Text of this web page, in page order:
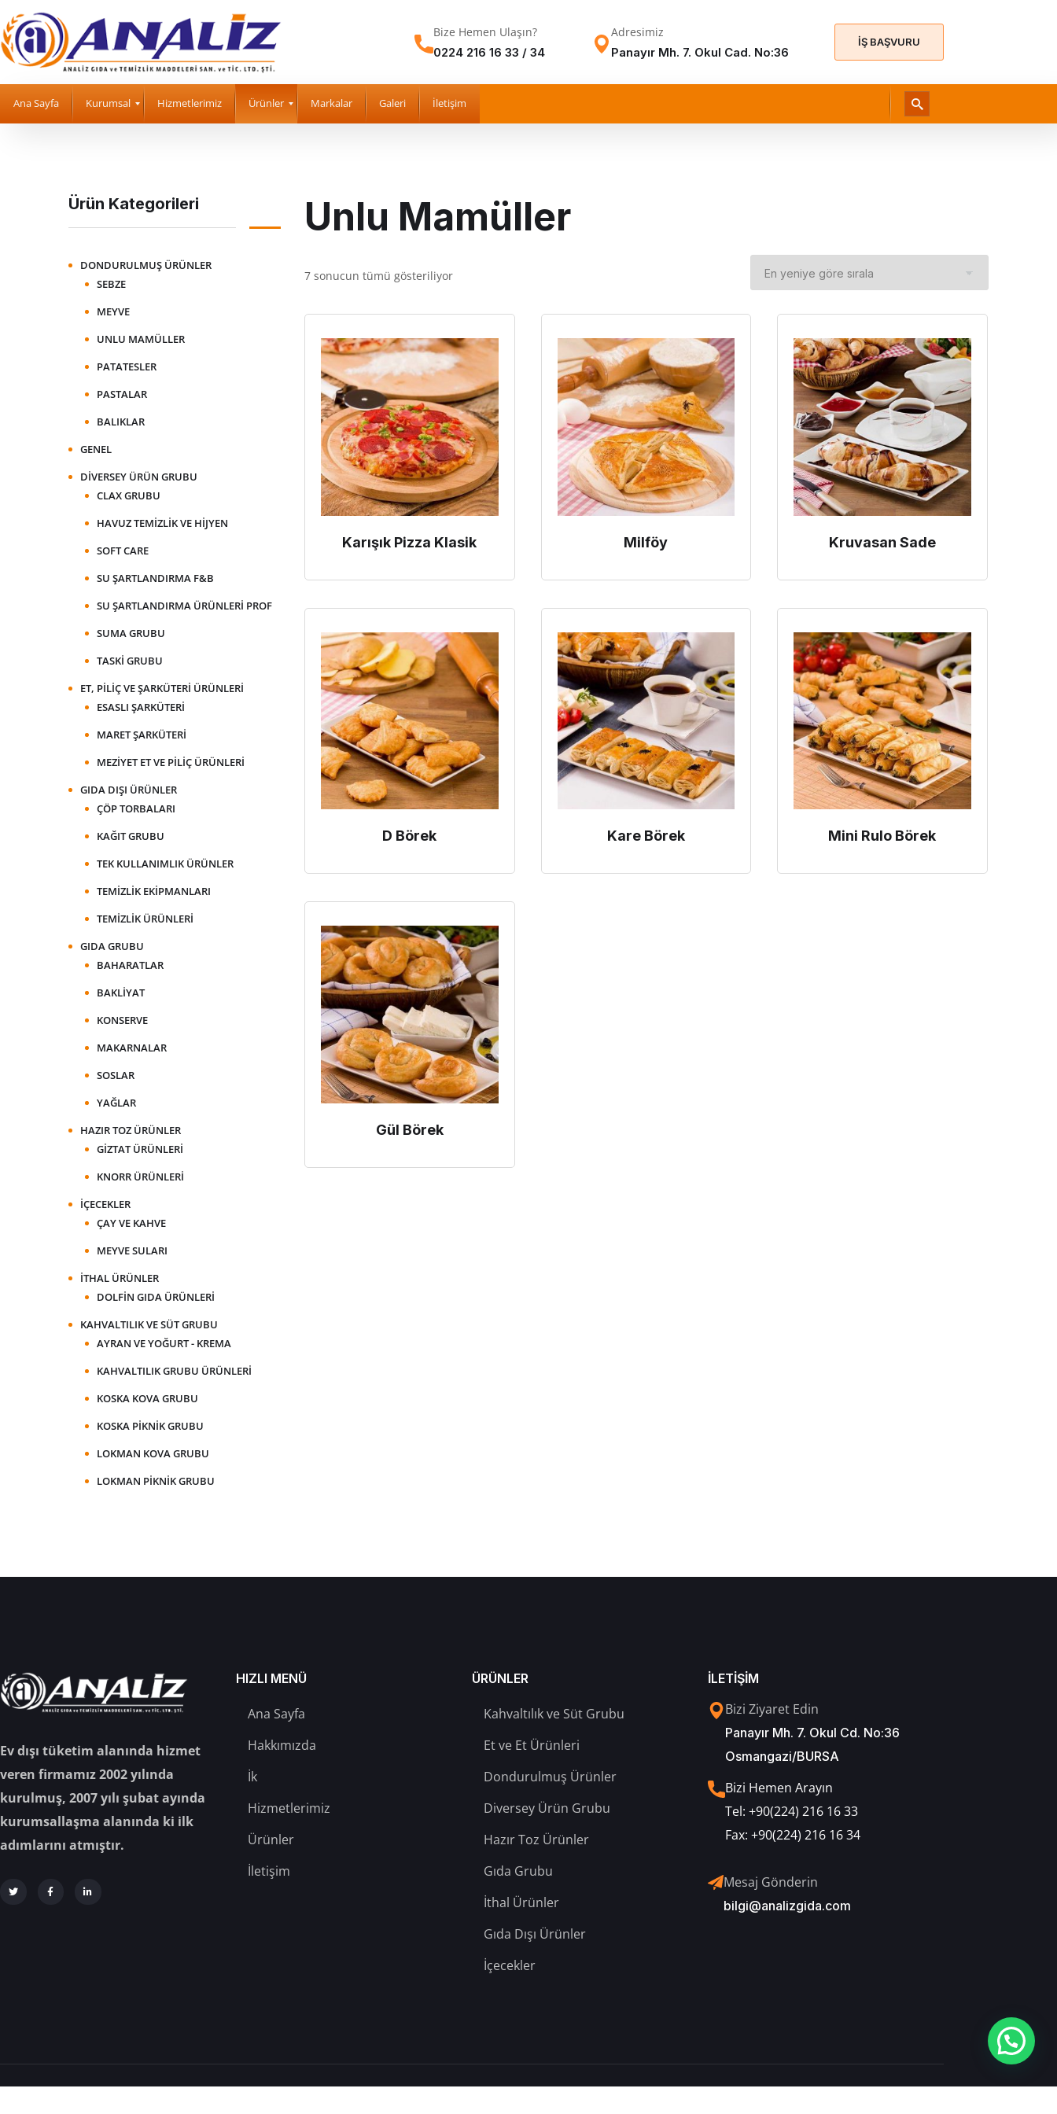
Bize Hemen Ulaşın?
0224 216 16 33 / 34
Adresimiz
Panayır Mh. 7. Okul Cad. No:36
İŞ BAŞVURU
Ana Sayfa Kurumsal Hizmetlerimiz Ürünler Markalar Galeri İletişim
Unlu Mamüller
7 sonucun tümü gösteriliyor
Karışık Pizza Klasik Milföy Kruvasan Sade
D Börek Kare Börek Mini Rulo Börek
Gül Börek
Ürün Kategorileri
DONDURULMUŞ ÜRÜNLER
SEBZE
MEYVE
UNLU MAMÜLLER
PATATESLER
PASTALAR
BALIKLAR
GENEL
DIVERSEY ÜRÜN GRUBU
CLAX GRUBU
HAVUZ TEMIZLIK VE HIJYEN
SOFT CARE
SU ŞARTLANDIRMA F&B
SU ŞARTLANDIRMA ÜRÜNLERI PROF
SUMA GRUBU
TASKI GRUBU
ET, PILIÇ VE ŞARKÜTERI ÜRÜNLERI
ESASLI ŞARKÜTERI
MARET ŞARKÜTERI
MEZIYET ET VE PILIÇ ÜRÜNLERI
GIDA DIŞI ÜRÜNLER
ÇÖP TORBALARI
KAĞIT GRUBU
TEK KULLANIMLIK ÜRÜNLER
TEMIZLIK EKIPMANLARI
TEMIZLIK ÜRÜNLERI
GIDA GRUBU
BAHARATLAR
BAKLIYAT
KONSERVE
MAKARNALAR
SOSLAR
YAĞLAR
HAZIR TOZ ÜRÜNLER
GIZTAT ÜRÜNLERI
KNORR ÜRÜNLERI
İÇECEKLER
ÇAY VE KAHVE
MEYVE SULARI
İTHAL ÜRÜNLER
DOLFIN GIDA ÜRÜNLERI
KAHVALTILIK VE SÜT GRUBU
AYRAN VE YOĞURT - KREMA
KAHVALTILIK GRUBU ÜRÜNLERI
KOSKA KOVA GRUBU
KOSKA PIKNIK GRUBU
LOKMAN KOVA GRUBU
LOKMAN PIKNIK GRUBU
Ev dışı tüketim alanında hizmet
veren firmamız 2002 yılında
kurulmuş, 2007 yılı şubat ayında
kurumsallaşma alanında ki ilk
adımlarını atmıştır.
HIZLI MENÜ
Ana Sayfa
Hakkımızda
İk
Hizmetlerimiz
Ürünler
İletişim
ÜRÜNLER
Kahvaltılık ve Süt Grubu
Et ve Et Ürünleri
Dondurulmuş Ürünler
Diversey Ürün Grubu
Hazır Toz Ürünler
Gıda Grubu
İthal Ürünler
Gıda Dışı Ürünler
İçecekler
İLETİŞİM
Bizi Ziyaret Edin
Panayır Mh. 7. Okul Cd. No:36
Osmangazi/BURSA
Bizi Hemen Arayın
Tel: +90(224) 216 16 33
Fax: +90(224) 216 16 34
Mesaj Gönderin
bilgi@analizgida.com